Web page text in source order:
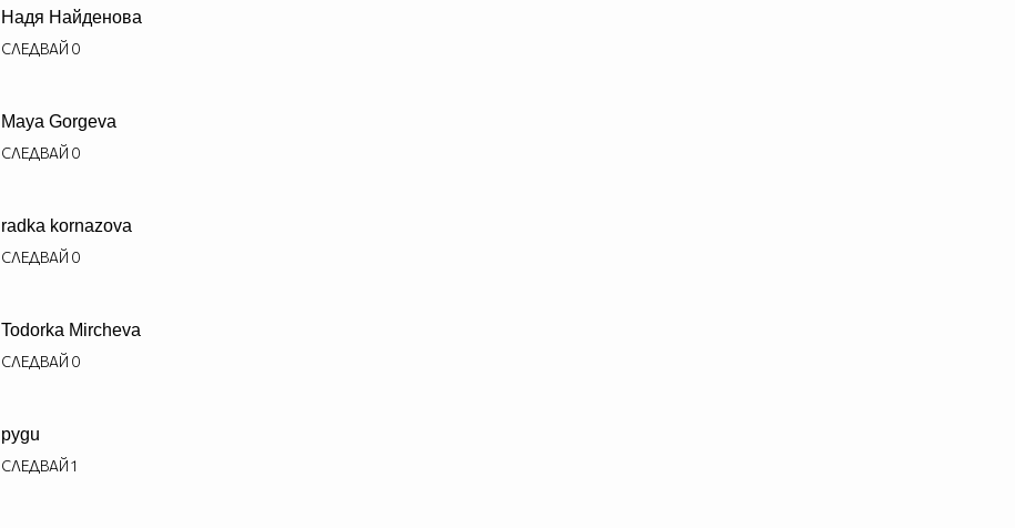
Надя Найденова
СЛЕДВАЙ 0
Maya Gorgeva
СЛЕДВАЙ 0
radka kornazova
СЛЕДВАЙ 0
Todorka Mircheva
СЛЕДВАЙ 0
pygu
СЛЕДВАЙ1